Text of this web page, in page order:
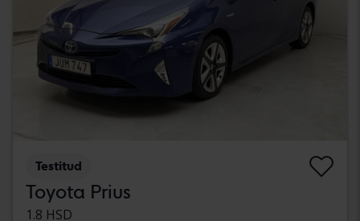
Testitud
Toyota Prius
1.8 HSD